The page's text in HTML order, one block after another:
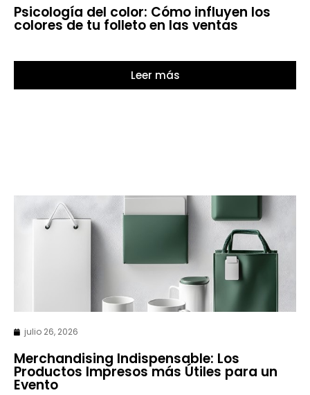
Psicología del color: Cómo influyen los
colores de tu folleto en las ventas
Leer más
julio 26, 2026
Merchandising Indispensable: Los
Productos Impresos más Útiles para un
Evento